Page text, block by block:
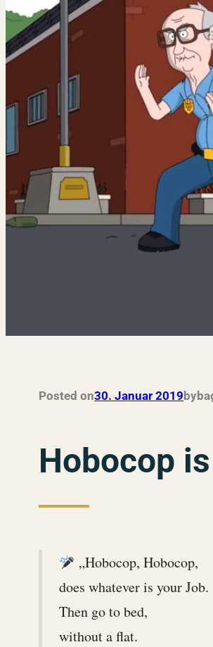
Posted on30. Januar 2019 by
Hobocop
„Hobocop, Hobocop,
does whatever is your Job.
Then go to bed,
without a flat.